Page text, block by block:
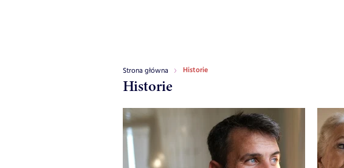
Strona główna Historie
Historie